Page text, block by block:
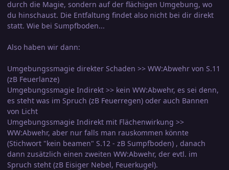
durch die Magie, sondern auf der flächigen Umgebung, wo
du hinschaust. Die Entfaltung findet also nicht bei dir direkt
statt. Wie bei Sumpfboden...
Also haben wir dann:
Umgebungssmagie direkter Schaden >> WW:Abwehr von S.11
(zB Feuerlanze)
Umgebungssmagie Indirekt >> kein WW:Abwehr, es sei denn,
es steht was im Spruch (zB Feuerregen) oder auch Bannen
von Licht
Umgebungssmagie Indirekt mit Flächenwirkung >>
WW:Abwehr, aber nur falls man rauskommen könnte
(Stichwort "kein beamen" S.12 - zB Sumpfboden) , danach
dann zusätzlich einen zweiten WW:Abwehr, der evtl. im
Spruch steht (zB Eisiger Nebel, Feuerkugel).